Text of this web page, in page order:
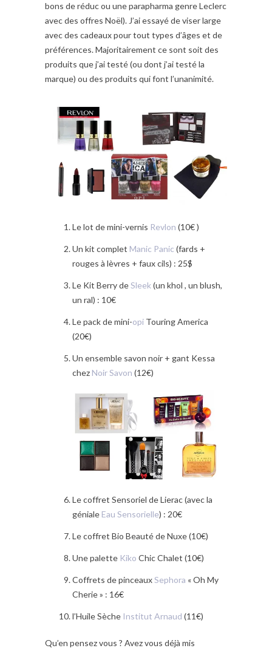
bons de réduc ou une parapharma genre Leclerc
avec des offres Noël). J’ai essayé de viser large
avec des cadeaux pour tout types d’âges et de
préférences. Majoritairement ce sont soit des
produits que j’ai testé (ou dont j’ai testé la
marque) ou des produits qui font l’unanimité.
Le lot de mini-vernis Revlon (10€ )
Un kit complet Manic Panic (fards +
rouges à lèvres + faux cils) : 25$
Le Kit Berry deSleek(un khol , un blush,
un ral) : 10€
Le pack de mini-opi Touring America
(20€)
Un ensemble savon noir + gant Kessa
chez Noir Savon (12€)
Le coffret Sensoriel de Lierac (avec la
géniale Eau Sensorielle) : 20€
Le coffret Bio Beauté de Nuxe (10€)
Une palette Kiko Chic Chalet (10€)
Coffrets de pinceauxSephora « Oh My
Cherie » : 16€
l’Huile Sèche Institut Arnaud (11€)
Qu’en pensez vous ? Avez vous déjà mis